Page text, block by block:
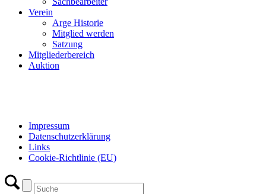
Verein
Arge Historie
Mitglied werden
Satzung
Mitgliederbereich
Auktion
Impressum
Datenschutzerklärung
Links
Cookie-Richtlinie (EU)